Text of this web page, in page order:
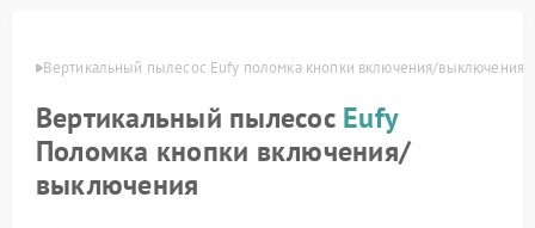
Вертикальный пылесос Eufy поломка кнопки включения/выключения
Вертикальный пылесос Eufy
Поломка кнопки включения/
выключения